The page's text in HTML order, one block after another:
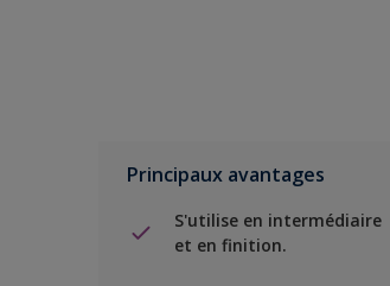
Principaux avantages
S'utilise en intermédiaire
et en finition.